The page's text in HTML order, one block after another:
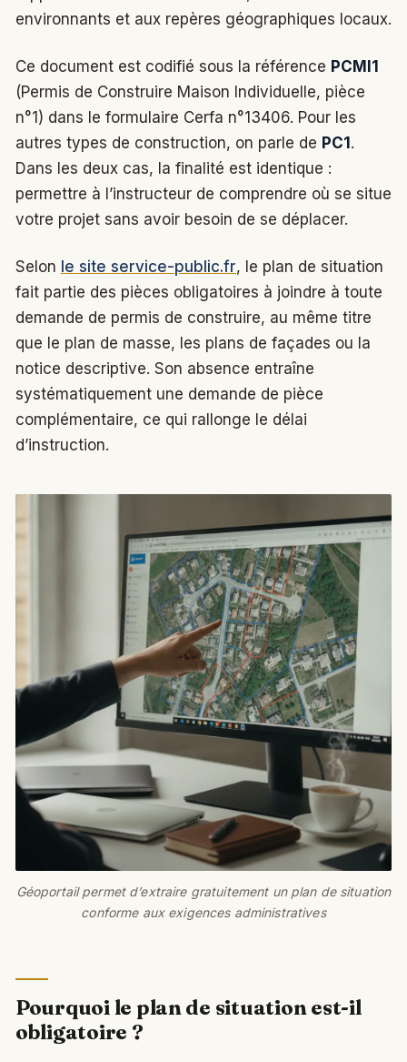
environnants et aux repères géographiques locaux.
Ce document est codifié sous la référence PCMI1
(Permis de Construire Maison Individuelle, pièce
n°1) dans le formulaire Cerfa n°13406. Pour les
autres types de construction, on parle de PC1.
Dans les deux cas, la finalité est identique :
permettre à l’instructeur de comprendre où se situe
votre projet sans avoir besoin de se déplacer.
Selon le site service-public.fr, le plan de situation
fait partie des pièces obligatoires à joindre à toute
demande de permis de construire, au même titre
que le plan de masse, les plans de façades ou la
notice descriptive. Son absence entraîne
systématiquement une demande de pièce
complémentaire, ce qui rallonge le délai
d’instruction.
Géoportail permet d’extraire gratuitement un plan de situation
conforme aux exigences administratives
Pourquoi le plan de situation est-il
obligatoire ?